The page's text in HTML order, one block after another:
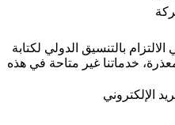
بالتنسيق الدولي لكتابة
خدماتنا غير متاحة في هذه
الإلكتروني